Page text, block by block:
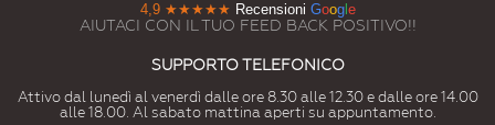
4,9 ★★★★★ Recensioni Googl e
AIUTACI CON IL TUO FEED BACK POSITIVO!!
SUPPORTO TELEFONICO
Attivo dal lunedì al venerdì dalle ore 8.30 alle 12.30 e dalle ore 14.00
alle 18.00. Al sabato mattina aperti su appuntamento.